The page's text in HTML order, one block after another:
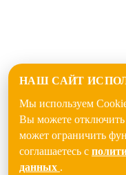
НАШ САЙТ
Мы используем
Вы можете отключить
может ограничить
соглашаетесь с
данных .